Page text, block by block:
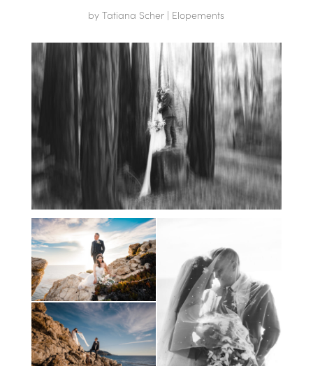
byTatiana Scher | Elopements